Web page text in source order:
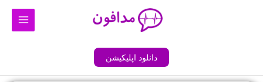
Main
دانلود اپلیکیشن